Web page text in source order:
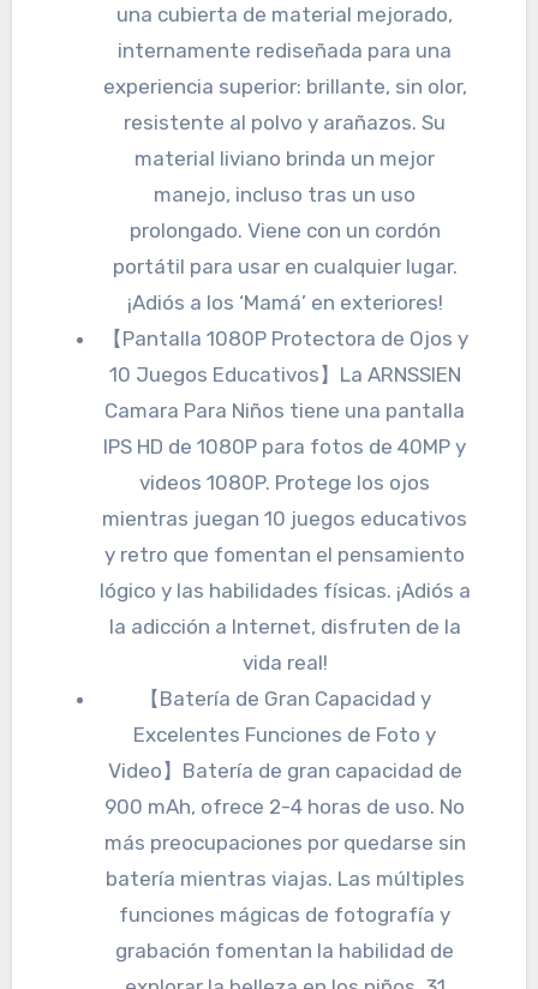
una cubierta de material mejorado,
internamente rediseñada para una
experiencia superior: brillante, sin olor,
resistente al polvo y arañazos. Su
material liviano brinda un mejor
manejo, incluso tras un uso
prolongado. Viene con un cordón
portátil para usar en cualquier lugar.
¡Adiós a los ‘Mamá’ en exteriores!
【Pantalla 1080P Protectora de Ojos y
10 Juegos Educativos】La ARNSSIEN
Camara Para Niños tiene una pantalla
IPS HD de 1080P para fotos de 40MP y
videos 1080P. Protege los ojos
mientras juegan 10 juegos educativos
y retro que fomentan el pensamiento
lógico y las habilidades físicas. ¡Adiós a
la adicción a Internet, disfruten de la
vida real!
【Batería de Gran Capacidad y
Excelentes Funciones de Foto y
Video】Batería de gran capacidad de
900 mAh, ofrece 2-4 horas de uso. No
más preocupaciones por quedarse sin
batería mientras viajas. Las múltiples
funciones mágicas de fotografía y
grabación fomentan la habilidad de